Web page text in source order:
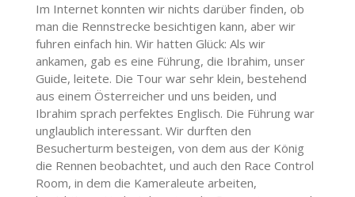
Im Internet konnten wir nichts darüber finden, ob
man die Rennstrecke besichtigen kann, aber wir
fuhren einfach hin. Wir hatten Glück: Als wir
ankamen, gab es eine Führung, die Ibrahim, unser
Guide, leitete. Die Tour war sehr klein, bestehend
aus einem Österreicher und uns beiden, und
Ibrahim sprach perfektes Englisch. Die Führung war
unglaublich interessant. Wir durften den
Besucherturm besteigen, von dem aus der König
die Rennen beobachtet, und auch den Race Control
Room, in dem die Kameraleute arbeiten,